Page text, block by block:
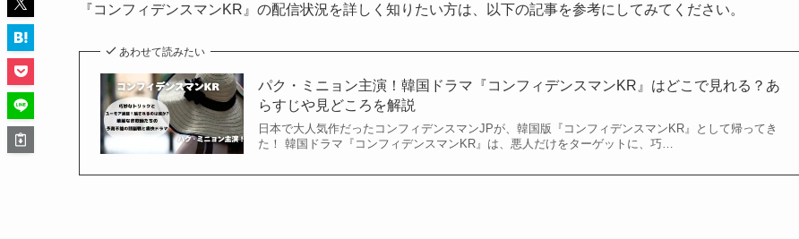
『コンフィデンスマンKR』の配信状況を詳しく知りたい方は、以下の記事を参考にしてみてください。
あわせて読みたい
パク・ミニョン主演！韓国ドラマ『コンフィデンスマンKR』はどこで見れる？あ
らすじや見どころを解説
日本で大人気作だったコンフィデンスマンJPが、韓国版『コンフィデンスマンKR』として帰ってき
た！ 韓国ドラマ『コンフィデンスマンKR』は、悪人だけをターゲットに、巧…